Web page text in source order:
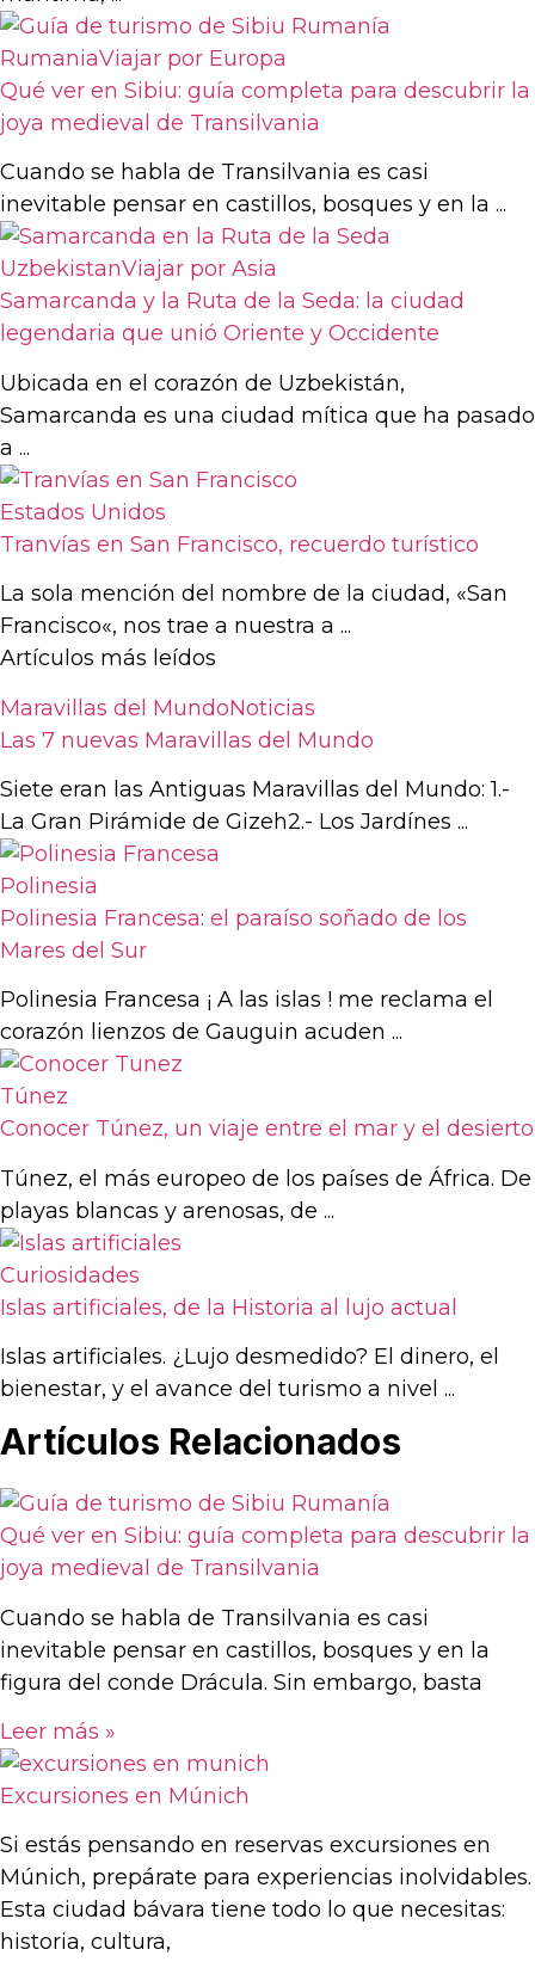
RumaniaViajar por Europa
Qué ver en Sibiu: guía completa para descubrir la
joya medieval de Transilvania
Cuando se habla de Transilvania es casi
inevitable pensar en castillos, bosques y en la ...
UzbekistanViajar por Asia
Samarcanda y la Ruta de la Seda: la ciudad
legendaria que unió Oriente y Occidente
Ubicada en el corazón de Uzbekistán,
Samarcanda es una ciudad mítica que ha pasado
a ...
Estados Unidos
Tranvías en San Francisco, recuerdo turístico
La sola mención del nombre de la ciudad, «San
Francisco«, nos trae a nuestra a ...
Artículos más leídos
Maravillas del MundoNoticias
Las 7 nuevas Maravillas del Mundo
Siete eran las Antiguas Maravillas del Mundo: 1.-
La Gran Pirámide de Gizeh2.- Los Jardínes ...
Polinesia
Polinesia Francesa: el paraíso soñado de los
Mares del Sur
Polinesia Francesa ¡ A las islas ! me reclama el
corazón lienzos de Gauguin acuden ...
Túnez
Conocer Túnez, un viaje entre el mar y el desierto
Túnez, el más europeo de los países de África. De
playas blancas y arenosas, de ...
Curiosidades
Islas artificiales, de la Historia al lujo actual
Islas artificiales. ¿Lujo desmedido? El dinero, el
bienestar, y el avance del turismo a nivel ...
Artículos Relacionados
Qué ver en Sibiu: guía completa para descubrir la
joya medieval de Transilvania
Cuando se habla de Transilvania es casi
inevitable pensar en castillos, bosques y en la
figura del conde Drácula. Sin embargo, basta
Leer más »
Excursiones en Múnich
Si estás pensando en reservas excursiones en
Múnich, prepárate para experiencias inolvidables.
Esta ciudad bávara tiene todo lo que necesitas:
historia, cultura,